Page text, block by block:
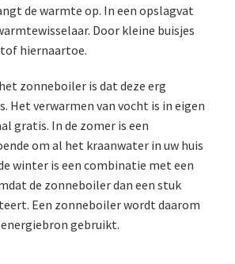
de warmte op. In een opslagvat
Door kleine buisjes
hiernaartoe.
zonneboiler is dat deze erg
Het verwarmen van vocht is in eigen
gratis. In de zomer is een
om al het kraanwater in uw huis
winter is een combinatie met een
de zonneboiler dan een stuk
Een zonneboiler wordt daarom
gebruikt.